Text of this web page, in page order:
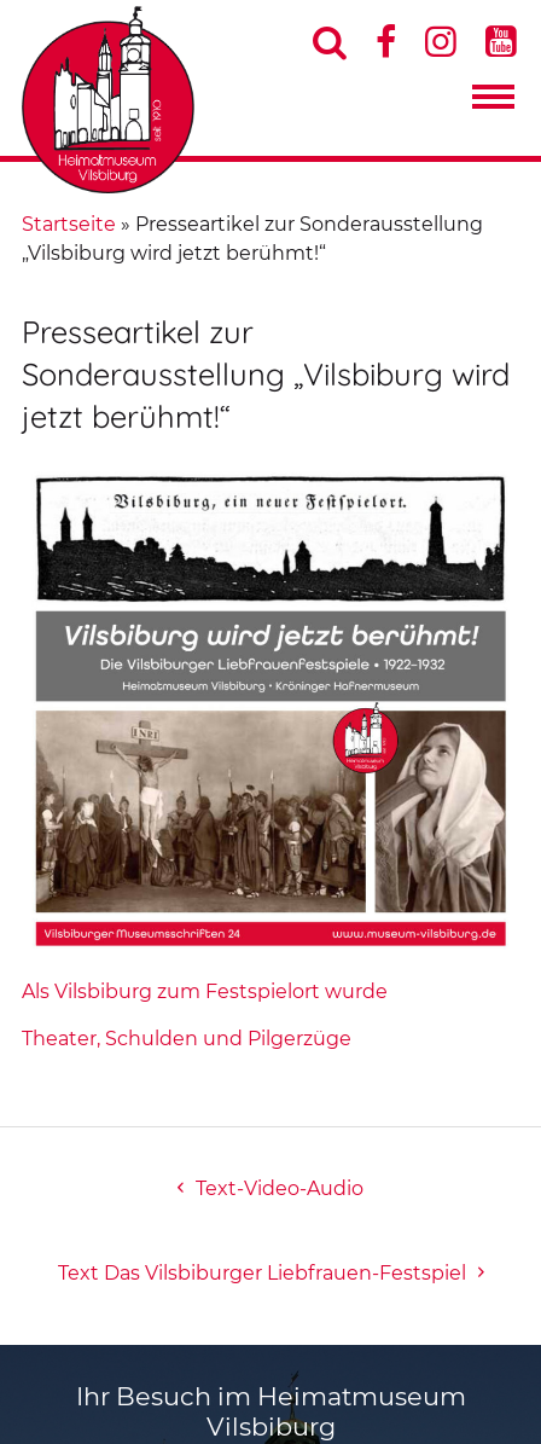
   
Startseite » Presseartikel zur Sonderausstellung
„Vilsbiburg wird jetzt berühmt!“
Presseartikel zur
Sonderausstellung „Vilsbiburg wird
jetzt berühmt!“
Als Vilsbiburg zum Festspielort wurde
Theater, Schulden und Pilgerzüge
Text-Video-Audio
Text Das Vilsbiburger Liebfrauen-Festspiel
Ihr Besuch im Heimatmuseum
Vilsbiburg